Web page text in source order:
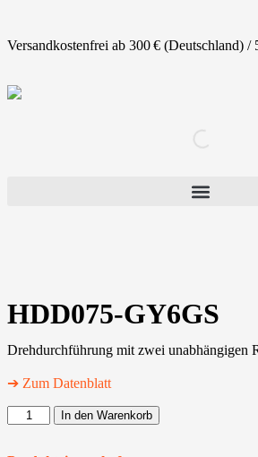
Versandkostenfrei ab 300 € (Deutschland) /
HDD075-GY6GS
Drehdurchführung mit zwei unabhängigen
➔ Zum Datenblatt
In den Warenkorb